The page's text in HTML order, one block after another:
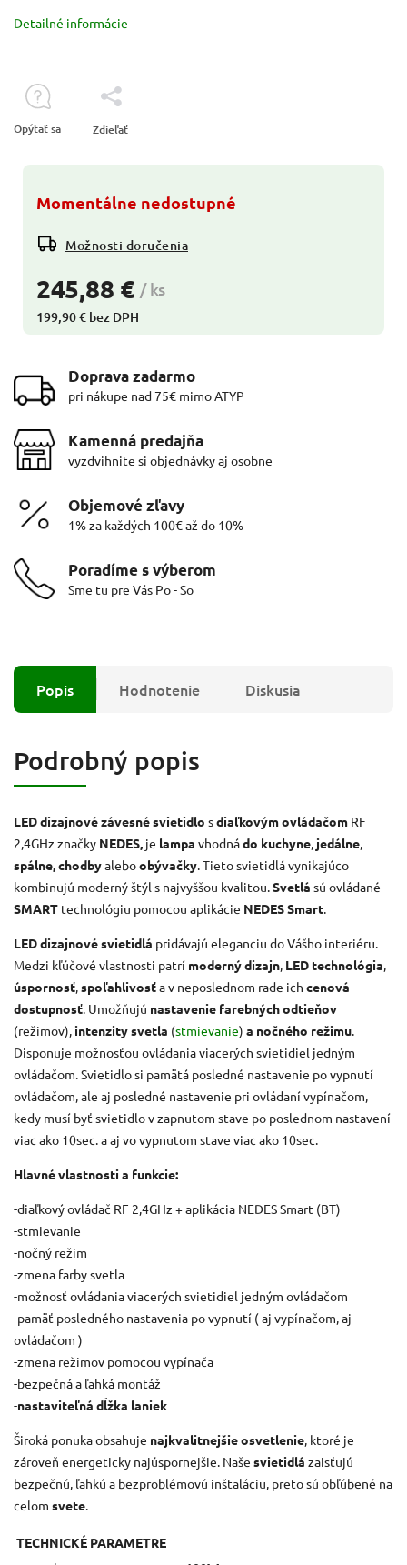
245,88 €/ ks
199,90 € bez DPH
Momentálne nedostupné
Možnosti doručenia
Detailné informácie
Opýtať sa Zdieľať
Doprava zadarmo
pri nákupe nad 75€ mimo ATYP
Kamenná predajňa
vyzdvihnite si objednávky aj osobne
Objemové zľavy
1% za každých 100€ až do 10%
Poradíme s výberom
Sme tu pre Vás Po - So
Popis Hodnotenie Diskusia
Podrobný popis
LED dizajnové závesné svietidlo sdiaľkovým ovládačom RF
2,4GHz značky NEDES, je lampa vhodnádo kuchyne jedálne
spálne, chodbyaleboobývačky . Tieto svietidlá vynikajúco
kombinujú moderný štýl s najvyššou kvalitou. Svetlá sú ovládané
SMART technológiu pomocou aplikácie NEDES Smart
LEDdizajnové svietidlá pridávajú eleganciu do Vášho interiéru.
Medzi kľúčové vlastnosti patrí moderný dizajn LED technológia
úspornosť spoľahlivosťa v neposlednom rade ich cenová
dostupnosť . Umožňujú nastavenie farebných odtieňov
(režimov), intenzity svetla (stmievanie) a nočného režimu
Disponuje možnosťou ovládania viacerých svietidiel jedným
ovládačom. Svietidlo si pamätá posledné nastavenie po vypnutí
ovládačom, ale aj posledné nastavenie pri ovládaní vypínačom,
kedy musí byť svietidlo v zapnutom stave po poslednom nastavení
viac ako 10sec. a aj vo vypnutom stave viac ako 10sec.
Hlavné vlastnosti a funkcie:
-diaľkový ovládač RF 2,4GHz + aplikácia NEDES Smart (BT)
-stmievanie
-nočný režim
-zmena farby svetla
-možnosť ovládania viacerých svietidiel jedným ovládačom
-pamäť posledného nastavenia po vypnutí ( aj vypínačom, aj
ovládačom )
-zmena režimov pomocou vypínača
-bezpečná a ľahká montáž
-nastaviteľná dĺžka laniek
Široká ponuka obsahuje najkvalitnejšie osvetlenie , ktoré je
zároveň energeticky najúspornejšie. Naše svietidlá zaisťujú
bezpečnú, ľahkú a bezproblémovú inštaláciu, preto sú obľúbené na
celom svete
TECHNICKÉ PARAMETRE